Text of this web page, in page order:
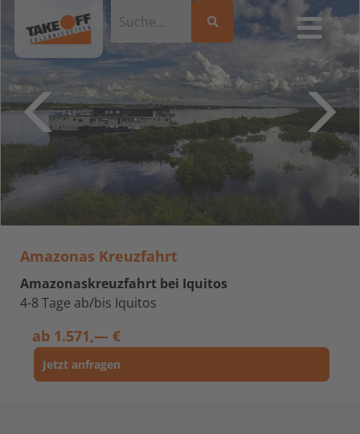
Amazonas Kreuzfahrt
Amazonaskreuzfahrt bei Iquitos
4-8 Tage ab/bis Iquitos
ab 1.571,— €
Jetzt anfragen